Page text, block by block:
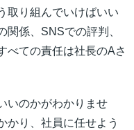
取り組んでいけばいい
関係、SNSでの評判、
べての責任は社長のAさ
いのかがわかりませ
かり、社員に任せよう